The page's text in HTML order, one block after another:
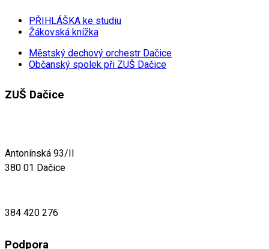
PŘIHLÁŠKA ke studiu
Žákovská knížka
Městský dechový orchestr Dačice
Občanský spolek při ZUŠ Dačice
ZUŠ Dačice
Antonínská 93/II
380 01 Dačice
384 420 276
Podpora